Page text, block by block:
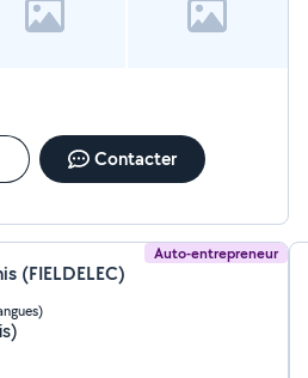
Contacter
Auto-entrepreneur
(FIELDELEC)